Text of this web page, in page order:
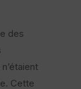
des
Cette